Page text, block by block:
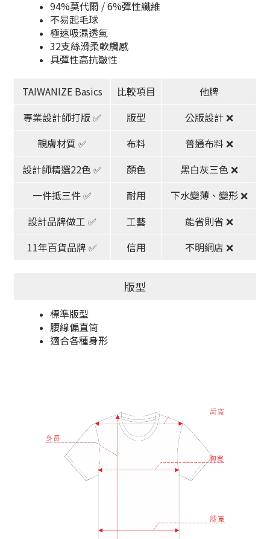
94%莫代爾 / 6%彈性纖維
不易起毛球
極速吸濕透氣
32支絲滑柔軟觸感
具彈性高抗皺性
TAIWANIZE Basics 比較項目
他牌
專業設計師打版 ✅
版型
公版設計 ❌
親膚材質 ✅
布料
普通布料 ❌
設計師精選22色 ✅
顏色
黑白灰三色 ❌
一件抵三件 ✅
耐用
下水變薄、變形 ❌
設計品牌做工 ✅
工藝
能省則省 ❌
11年百貨品牌 ✅
信用 不明網店 ❌
版型
標準版型
腰線偏直筒
適合各種身形